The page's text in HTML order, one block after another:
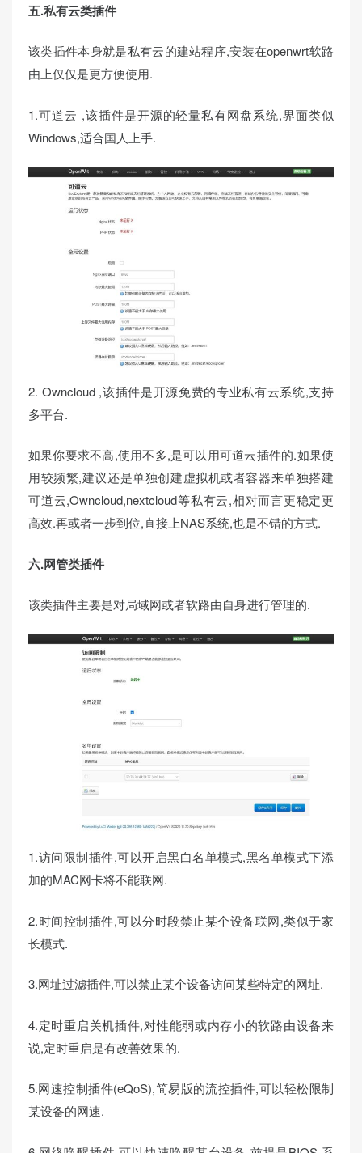
五.私有云类插件
该类插件本身就是私有云的建站程序,安装在openwrt软路
由上仅仅是更方便使用.
1.可道云 ,该插件是开源的轻量私有网盘系统,界面类似
Windows,适合国人上手.
2. Owncloud ,该插件是开源免费的专业私有云系统,支持
多平台.
如果你要求不高,使用不多,是可以用可道云插件的.如果使
用较频繁,建议还是单独创建虚拟机或者容器来单独搭建
可道云,Owncloud,nextcloud等私有云,相对而言更稳定更
高效.再或者一步到位,直接上NAS系统,也是不错的方式.
六.网管类插件
该类插件主要是对局域网或者软路由自身进行管理的.
1.访问限制插件,可以开启黑白名单模式,黑名单模式下添
加的MAC网卡将不能联网.
2.时间控制插件,可以分时段禁止某个设备联网,类似于家
长模式.
3.网址过滤插件,可以禁止某个设备访问某些特定的网址.
4.定时重启关机插件,对性能弱或内存小的软路由设备来
说,定时重启是有改善效果的.
5.网速控制插件(eQoS),简易版的流控插件,可以轻松限制
某设备的网速.